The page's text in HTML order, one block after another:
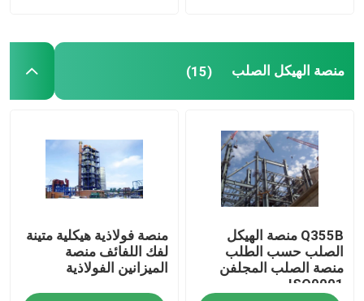
منصة الهيكل الصلب (15)
Q355B منصة الهيكل
الصلب حسب الطلب
منصة الصلب المجلفن
ISO9001
منصة فولاذية هيكلية متينة
لفك اللفائف منصة
الميزانين الفولاذية